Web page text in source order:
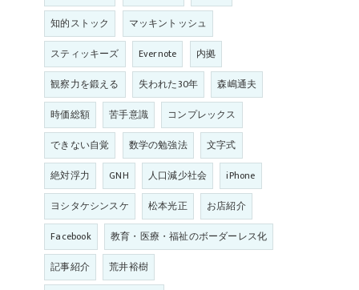
知的ストック
マッキントッシュ
スティッキーズ
Evernote
内拠
観察力を鍛える
失われた30年
森嶋通夫
時価総額
苦手意識
コンプレックス
できない自覚
数学の勉強法
文字式
絶対浮力
GNH 人口減少社会
iPhone
ヨシタケシンスケ
松本光正
お店紹介
Facebook
教育・医療・福祉のボーダーレス化
記事紹介
荒井裕樹